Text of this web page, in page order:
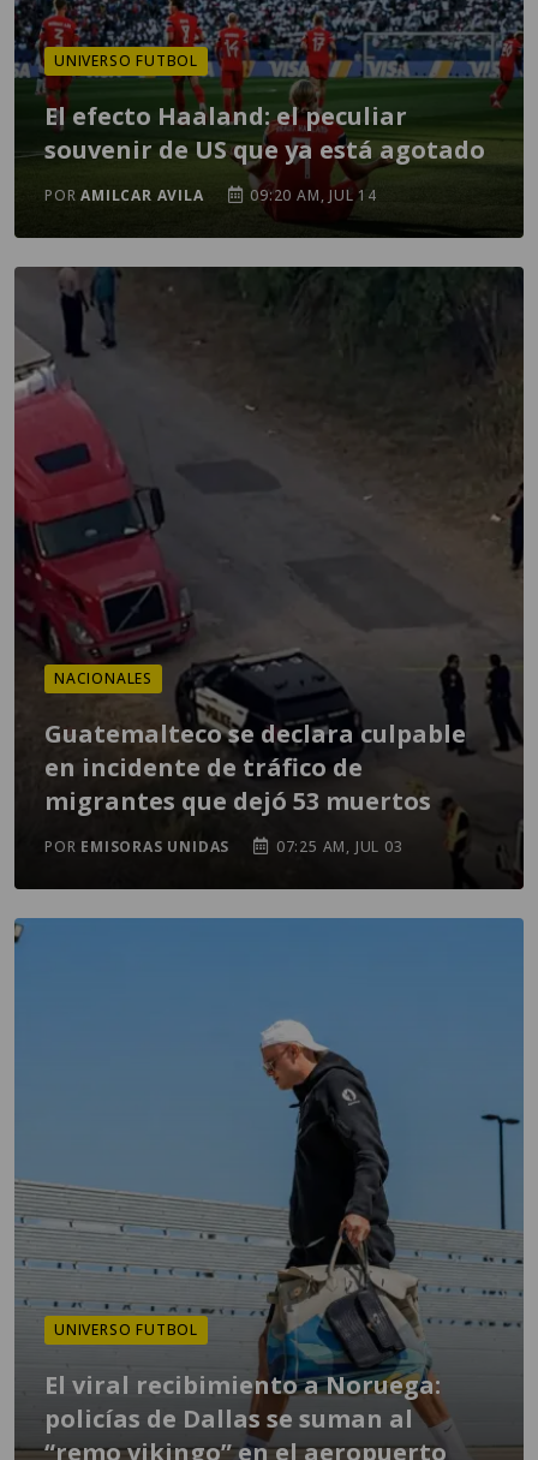
UNIVERSO FUTBOL
El efecto Haaland: el peculiar
souvenir de US que ya está agotado
PORAMILCAR AVILA 09:20 AM, JUL 14
NACIONALES
Guatemalteco se declara culpable
en incidente de tráfico de
migrantes que dejó 53 muertos
POR EMISORAS UNIDAS 07:25 AM, JUL 03
UNIVERSO FUTBOL
El viral recibimiento a Noruega:
policías de Dallas se suman al
“remo vikingo” en el aeropuerto